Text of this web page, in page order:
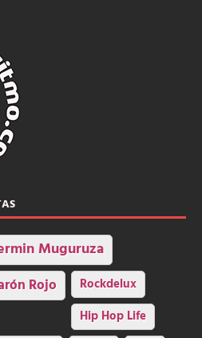
Muguruza
Rojo Rockdelux
Hip Hop Life